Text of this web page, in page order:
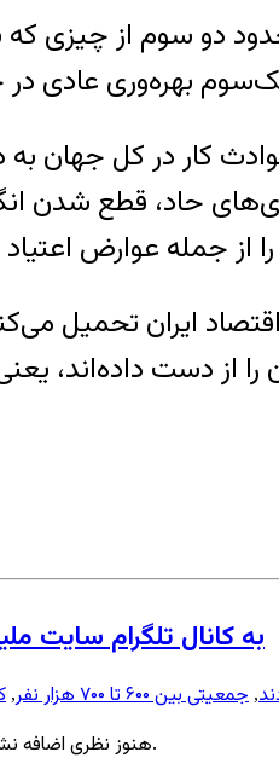
دو سوم از چیزی
سازمان بهداشت جهانی نوشته که بر اساس آن ۲۵
حاد، قطع شدن
و غیرمستقیم به اقتصاد
به کانال تلگرام سایت
, جمعیتی بین ۶۰۰ تا ۷۰۰ هزار نفر ,
هنوز نظری اضافه نشده است. شما اولین نظر را بدهید.